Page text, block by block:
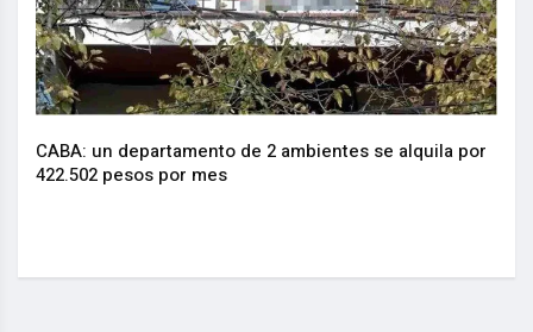
CABA: un departamento de 2 ambientes se alquila por
422.502 pesos por mes